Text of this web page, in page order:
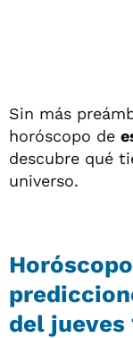
Sin más
horóscopo de
descubre qué
universo.
del jueves